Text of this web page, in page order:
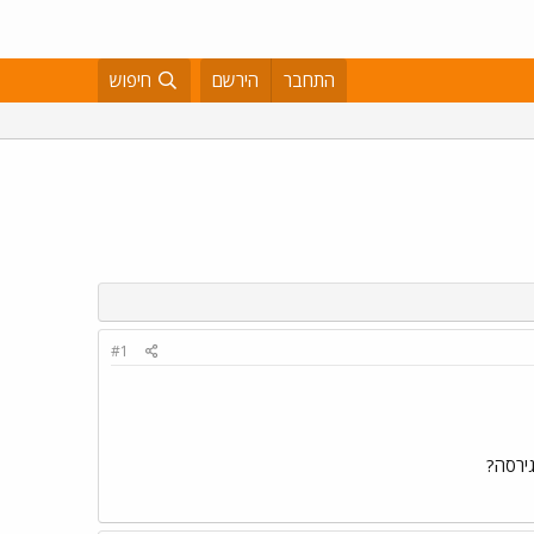
התחבר הירשם חיפוש
#1